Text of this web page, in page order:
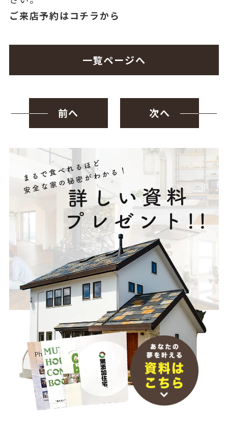
ご来店予約はコチラから
前へ
一覧ページへ
次へ